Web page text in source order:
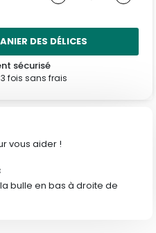
DES DÉLICES
sécurisé
3 fois sans frais
vous aider !
bulle en bas à droite de